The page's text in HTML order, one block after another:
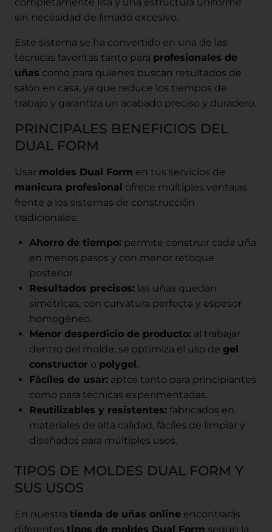
sin necesidad de limado excesivo.
Este sistema se ha convertido en una de las
técnicas favoritas tanto para profesionales de
uñas como para quienes buscan resultados de
salón en casa, ya que reduce los tiempos de
trabajo y garantiza un acabado preciso y duradero.
PRINCIPALES BENEFICIOS DEL
DUAL FORM
Usar moldes Dual Form en tus servicios de
manicura profesional ofrece múltiples ventajas
frente a los sistemas de construcción
tradicionales:
Ahorro de tiempo: permite construir cada uña
en menos pasos y con menor retoque
posterior.
Resultados precisos: las uñas quedan
simétricas, con curvatura perfecta y espesor
homogéneo.
Menor desperdicio de producto: al trabajar
dentro del molde, se optimiza el uso de gel
constructor o polygel.
Fáciles de usar: aptos tanto para principiantes
como para técnicas experimentadas.
Reutilizables y resistentes: fabricados en
materiales de alta calidad, fáciles de limpiar y
diseñados para múltiples usos.
TIPOS DE MOLDES DUAL FORM Y
SUS USOS
En nuestra tienda de uñas online encontrarás
diferentes tipos de moldes Dual Form según la